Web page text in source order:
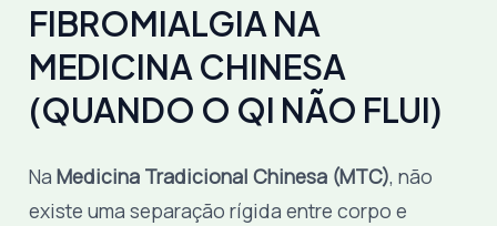
FIBROMIALGIA NA
MEDICINA CHINESA
(QUANDO O QI NÃO FLUI)
Na Medicina Tradicional Chinesa (MTC), não
existe uma separação rígida entre corpo e